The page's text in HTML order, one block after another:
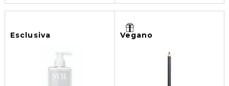
Esclusiva Vegano